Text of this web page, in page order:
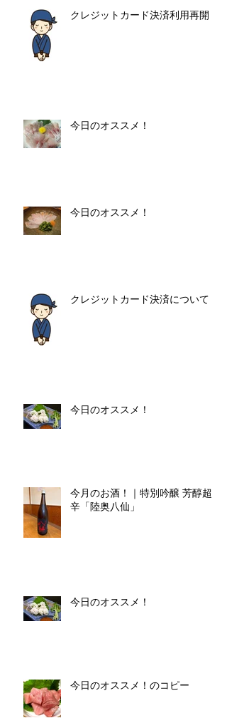
クレジットカード決済利用再開
今日のオススメ！
今日のオススメ！
クレジットカード決済について
今日のオススメ！
今月のお酒！｜特別吟醸 芳醇超
辛「陸奥八仙」
今日のオススメ！
今日のオススメ！のコピー